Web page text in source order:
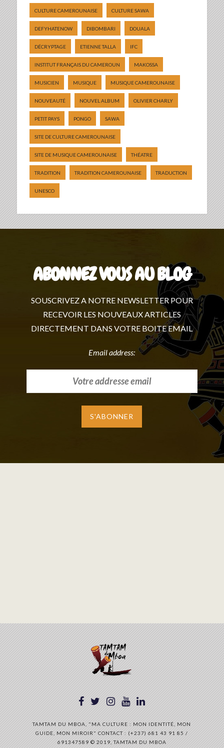
CULTURE CAMEROUNAISE CULTURE SAWA
DEFYHATENOW DIBOMBARI DOUALA
DÉCRYPTAGE ETIENNE TALLA IFC
INSTITUT FRANÇAIS DU CAMEROUN MAKOSSA
MUSICIEN MUSIQUE MUSIQUE CAMEROUNAISE
NOUVEAUTÉ NOUVEL ALBUM OLIVIER CHARLY
PETIT PAYS PONGO SAWA
SITE DE CULTURE CAMEROUNAISE
SITE DE MUSIQUE CAMEROUNAISE THÉATRE
TRADITION TRADITION CAMEROUNAISE TRADUCTION
UNESCO
ABONNEZ VOUS AU BLOG
SOUSCRIVEZ A NOTRE NEWSLETTER POUR
RECEVOIR LES NOUVEAUX ARTICLES
DIRECTEMENT DANS VOTRE BOITE EMAIL
Email address:
TAMTAM DU MBOA, "MA CULTURE : MON IDENTITÉ, MON
GUIDE, MON MIROIR" CONTACT : (+237) 681 43 91 85 /
691347589 © 2019, TAMTAM DU MBOA